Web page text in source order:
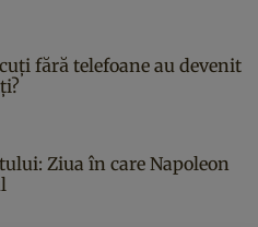
fără telefoane au devenit
Ziua în care Napoleon